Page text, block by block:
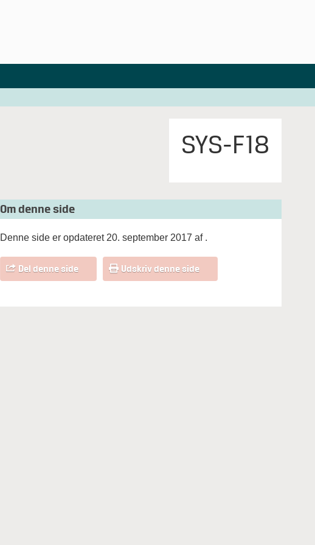
SYS-F18
Om denne side
Denne side er opdateret 20. september 2017 af .
Del denne side Udskriv denne side